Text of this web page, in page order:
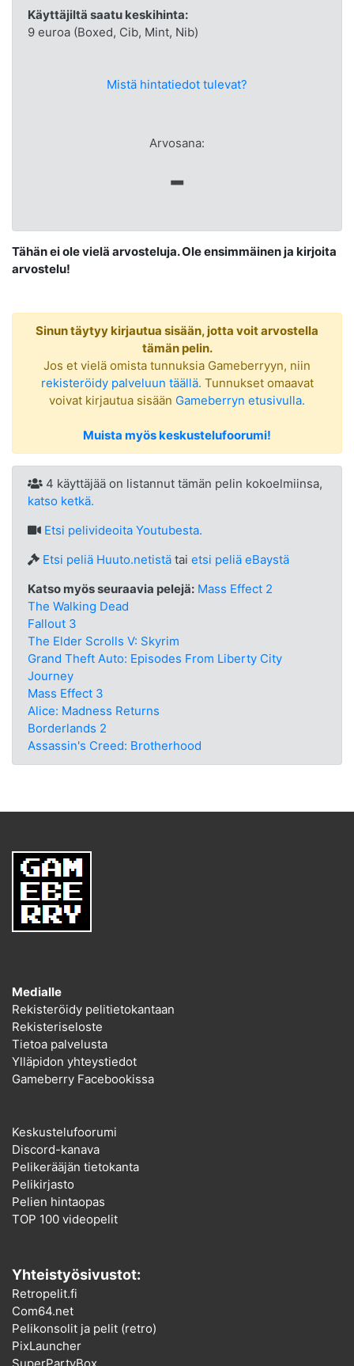
Käyttäjiltä saatu keskihinta:
9 euroa (Boxed, Cib, Mint, Nib)
Mistä hintatiedot tulevat?
Arvosana:
-
Tähän ei ole vielä arvosteluja. Ole ensimmäinen ja kirjoita
arvostelu!
Sinun täytyy kirjautua sisään, jotta voit arvostella
tämän pelin.
Jos et vielä omista tunnuksia Gameberryyn, niin
rekisteröidy palveluun täällä. Tunnukset omaavat
voivat kirjautua sisään Gameberryn etusivulla.
Muista myös keskustelufoorumi!
4 käyttäjää on listannut tämän pelin kokoelmiinsa,
katso ketkä.
Etsi pelivideoita Youtubesta.
Etsi peliä Huuto.netistätai etsi peliä eBaystä
Katso myös seuraavia pelejä: Mass Effect 2
The Walking Dead
Fallout 3
The Elder Scrolls V: Skyrim
Grand Theft Auto: Episodes From Liberty City
Journey
Mass Effect 3
Alice: Madness Returns
Borderlands 2
Assassin's Creed: Brotherhood
Medialle
Rekisteröidy pelitietokantaan
Rekisteriseloste
Tietoa palvelusta
Ylläpidon yhteystiedot
Gameberry Facebookissa
Keskustelufoorumi
Discord-kanava
Pelikerääjän tietokanta
Pelikirjasto
Pelien hintaopas
TOP 100 videopelit
Yhteistyösivustot:
Retropelit.fi
Com64.net
Pelikonsolit ja pelit (retro)
PixLauncher
SuperPartyBox